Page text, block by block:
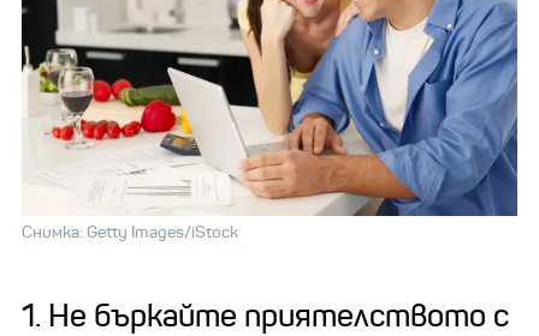
Снимка: Getty Images/iStock
1. Не бъркайте приятелството с